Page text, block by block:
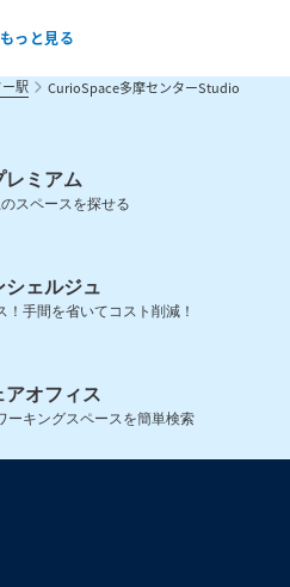
もっと見る
駅 CurioSpace多摩センターStudio
レミアム
スペースを探せる
シェルジュ
手間を省いてコスト削減！
アオフィス
ーキングスペースを簡単検索